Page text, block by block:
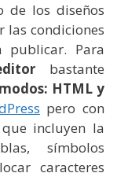
de los diseños
las condiciones
publicar. Para
bastante
HTML y
pero con
incluyen la
símbolos
caracteres